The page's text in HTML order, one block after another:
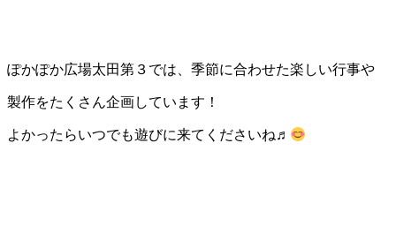
ぽかぽか広場太田第３では、季節に合わせた楽しい行事や
製作をたくさん企画しています！
よかったらいつでも遊びに来てくださいね♬